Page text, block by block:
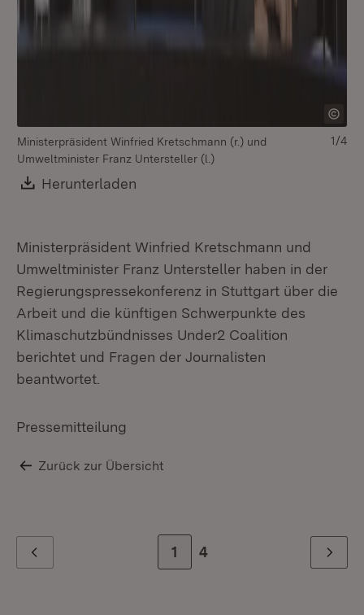
Ministerpräsident Winfried Kretschmann (r.) und
Umweltminister Franz Untersteller (l.)
Download:
Herunterladen
1/4
Ministerpräsident Winfried Kretschmann und
Umweltminister Franz Untersteller haben in der
Regierungspressekonferenz in Stuttgart über die
Arbeit und die künftigen Schwerpunkte des
Klimaschutzbündnisses Under2 Coalition
berichtet und Fragen der Journalisten
beantwortet.
Pressemitteilung
Zurück zur Übersicht
Zur Seite
1 Zur letzten Seite
4 Weiter